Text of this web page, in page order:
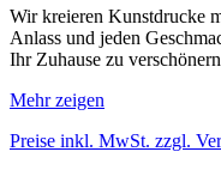
Wir kreieren Kunstdrucke
Anlass und jeden
Ihr Zuhause zu
Mehr zeigen
Preise inkl. MwSt. zzgl.